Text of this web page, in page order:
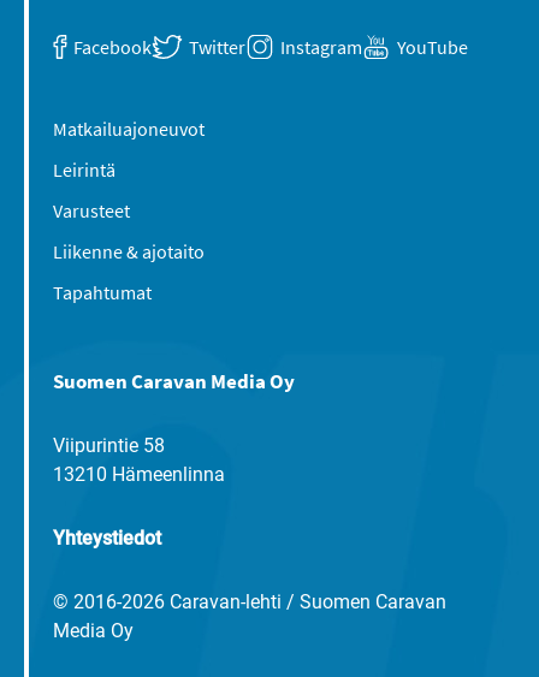
Facebook Twitter Instagram YouTube
Matkailuajoneuvot
Leirintä
Varusteet
Liikenne & ajotaito
Tapahtumat
Suomen Caravan Media Oy
Viipurintie 58
13210 Hämeenlinna
Yhteystiedot
© 2016-2026 Caravan-lehti / Suomen Caravan
Media Oy